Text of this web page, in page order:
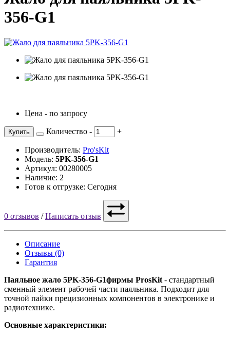
356-G1
Цена - по запросу
Купить Количество - +
Производитель: Pro'sKit
Модель: 5PK-356-G1
Артикул: 00280005
Наличие: 2
Готов к отгрузке: Сегодня
0 отзывов /Написать отзыв
Описание
Отзывы (0)
Гарантия
Паяльное жало 5PK-356-G1фирмы ProsKit - стандартный
сменный элемент рабочей части паяльника. Подходит для
точной пайки прецизионных компонентов в электронике и
радиотехнике.
Основные характеристики: